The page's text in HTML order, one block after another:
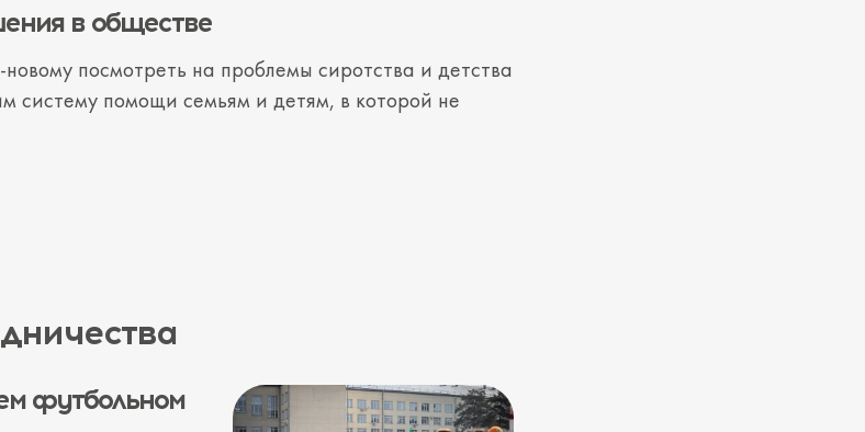
в обществе
посмотреть на проблемы сиротства и детства
систему помощи семьям и детям, в которой не
футбольном